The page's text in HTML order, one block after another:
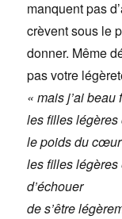
manquent pas
crèvent sous le
donner. Même
pas votre
« mais j’ai beau
les filles
le poids du
les filles légères
d’échouer
de s’être